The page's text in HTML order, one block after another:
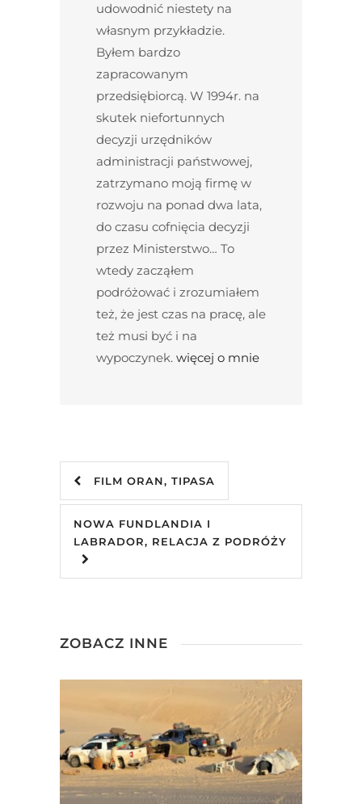
udowodnić niestety na
własnym przykładzie.
Byłem bardzo
zapracowanym
przedsiębiorcą. W 1994r. na
skutek niefortunnych
decyzji urzędników
administracji państwowej,
zatrzymano moją firmę w
rozwoju na ponad dwa lata,
do czasu cofnięcia decyzji
przez Ministerstwo… To
wtedy zacząłem
podróżować i zrozumiałem
też, że jest czas na pracę, ale
też musi być i na
wypoczynek. więcej o mnie
FILM ORAN, TIPASA
NOWA FUNDLANDIA I
LABRADOR, RELACJA Z PODRÓŻY
ZOBACZ INNE